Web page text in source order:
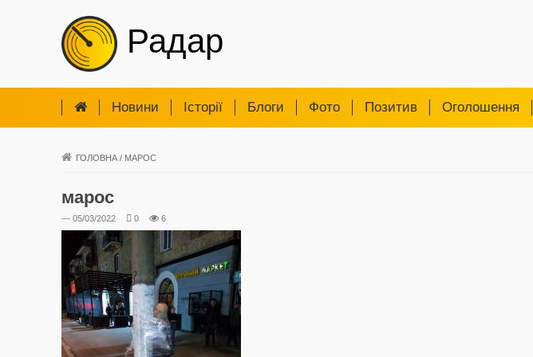
Радар
Новини Iсторії Блоги Фото Позитив Оголошення
ГОЛОВНА / МАРОС
марос
— 05/03/2022 0 6